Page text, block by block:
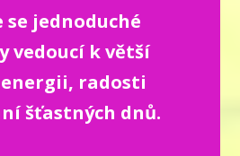
se jednoduché
vedoucí k větší
radosti
šťastných dnů.